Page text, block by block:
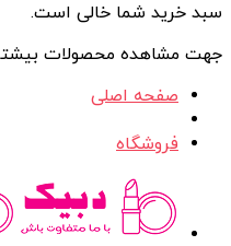
سبد خرید شما خالی است.
جهت مشاهده محصولات بیشتر
صفحه اصلی
فروشگاه